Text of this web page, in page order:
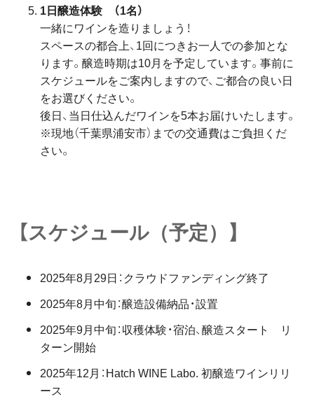
1日醸造体験 （1名）
一緒にワインを造りましょう！
スペースの都合上、1回につきお一人での参加とな
ります。醸造時期は10月を予定しています。事前に
スケジュールをご案内しますので、ご都合の良い日
をお選びください。
後日、当日仕込んだワインを5本お届けいたします。
※現地（千葉県浦安市）までの交通費はご負担くだ
さい。
【スケジュール（予定） 】
2025年8月29日：クラウドファンディング終了
2025年8月中旬：醸造設備納品・設置
2025年9月中旬：収穫体験・宿泊、醸造スタート リ
ターン開始
2025年12月：Hatch WINE Labo. 初醸造ワインリリ
ース